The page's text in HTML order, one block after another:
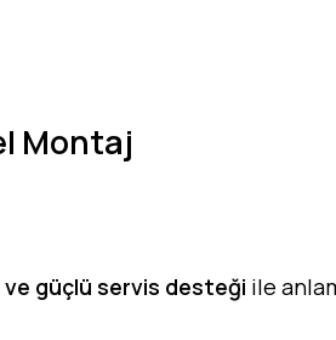
Montaj
güçlü servis desteği ile